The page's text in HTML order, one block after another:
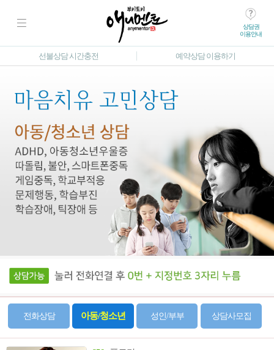
상담권
이용안내
선불상담 시간충전 예약상담 이용하기
전화상담 아동/청소년 성인/부부 상담사모집